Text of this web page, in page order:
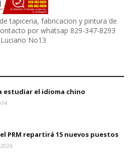
tapiceria, fabricacion y pintura de
por whatsap 829-347-8293
No13
estudiar el idioma chino
PRM repartirá 15 nuevos puestos